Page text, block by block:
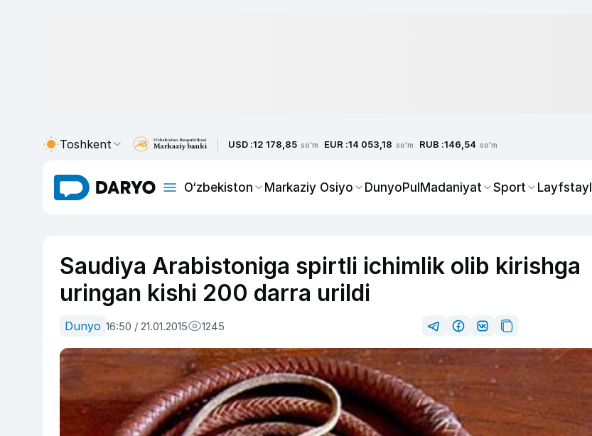
Toshkent USD :12 178,85 so'm EUR :14 053,18 so'm RUB :146,54 so'm
O‘zbekiston Markaziy Osiyo DunyoPulMadaniyat Sport Layfstayl
Saudiya Arabistoniga spirtli ichimlik olib kirishga
uringan kishi 200 darra urildi
Dunyo 16:50 / 21.01.2015 1245